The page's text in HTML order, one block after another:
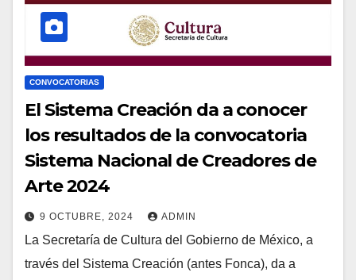
CONVOCATORIAS
El Sistema Creación da a conocer
los resultados de la convocatoria
Sistema Nacional de Creadores de
Arte 2024
9 OCTUBRE, 2024 ADMIN
La Secretaría de Cultura del Gobierno de México, a
través del Sistema Creación (antes Fonca), da a